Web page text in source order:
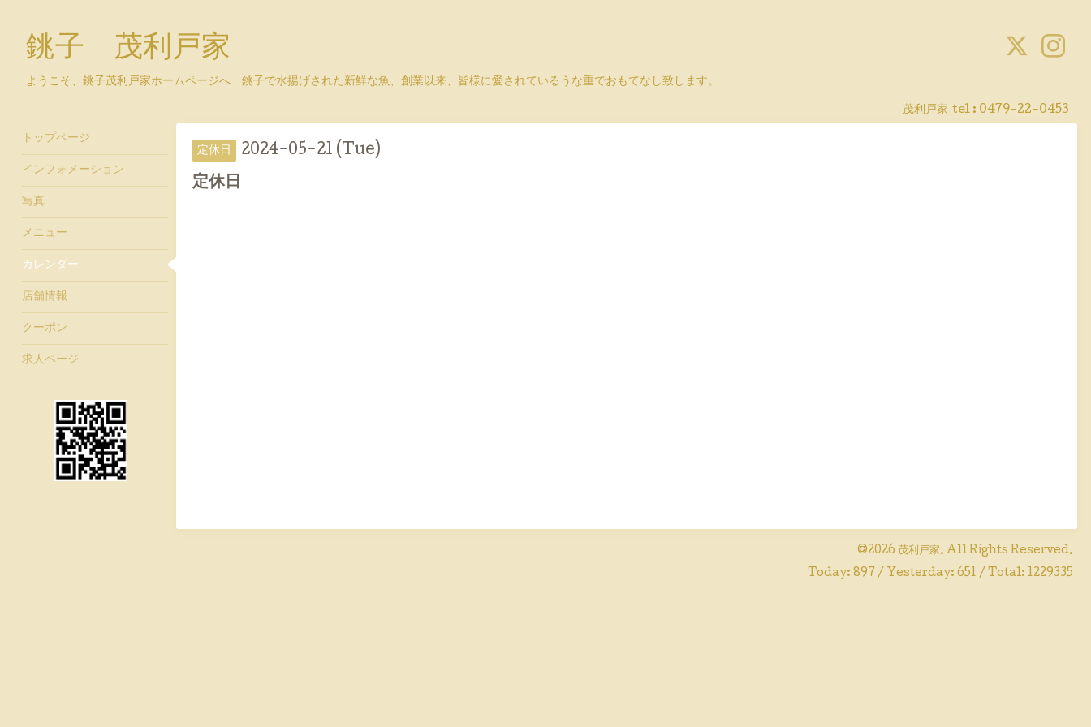
銚子 茂利戸家
ようこそ、銚子茂利戸家ホームページへ 銚子で水揚げされた新鮮な魚、創業以来、皆様に愛されているうな重でおもてなし致します。
茂利戸家 tel : 0479-22-0453
定休日 2024-05-21 (Tue)
定休日
©2026 茂利戸家. All Rights Reserved.
Today: 897 / Yesterday: 651 / Total: 1229335
トップページ
インフォメーション
写真
メニュー
カレンダー
店舗情報
クーポン
求人ページ